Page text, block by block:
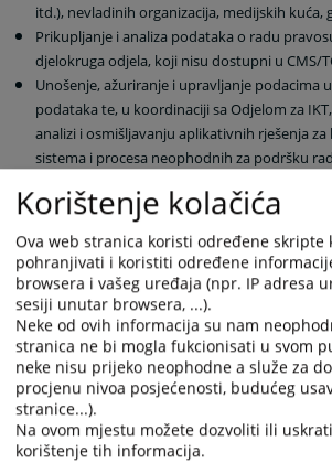
itd.), nevladinih organizacija, medijskih kuća,
Prikupljanje i analiza podataka o radu
djelokruga odjela, koji nisu dostupni u CMS/
Unošenje, ažuriranje i upravljanje podacima
podataka te, u koordinaciji sa Odjelom za
analizi i osmišljavanju aplikativnih rješenja za
sistema i procesa neophodnih za podršku
programiranja, praćenja i izvještavanja u
Identifikovanje, razvoj i implementacija
rada za podršku razvoju Sekretarijata VSTV-a
utvrđenih ciljeva VSTV-a BiH;
Obavljanje ostalih aktivnosti proizašlih iz
drugih zadataka po nalogu direktora
1233PREGLEDA
Korištenje kolačića
Ova web stranica koristi određene skripte
pohranjivati i koristiti određene
browsera i vašeg uređaja (npr. IP adresa
sesiji unutar browsera, ...).
Neke od ovih informacija su nam
stranica ne bi mogla fukcionisati u svom
neke nisu prijeko neophodne a služe za
procjenu nivoa posjećenosti, budućeg
stranice...).
Na ovom mjestu možete dozvoliti ili
korištenje tih informacija.